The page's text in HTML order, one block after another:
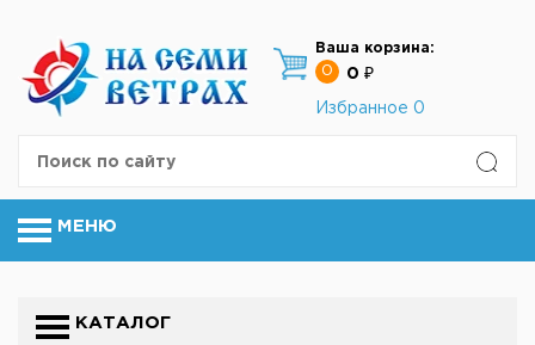
Ваша корзина:
0
0 ₽
Избранное 0
МЕНЮ
КАТАЛОГ